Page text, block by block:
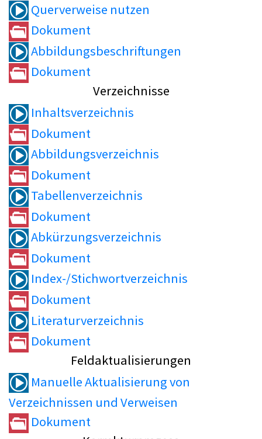
Querverweise nutzen
Dokument
Abbildungsbeschriftungen
Dokument
Verzeichnisse
Inhaltsverzeichnis
Dokument
Abbildungsverzeichnis
Dokument
Tabellenverzeichnis
Dokument
Abkürzungsverzeichnis
Dokument
Index-/Stichwortverzeichnis
Dokument
Literaturverzeichnis
Dokument
Feldaktualisierungen
Manuelle Aktualisierung von
Verzeichnissen und Verweisen
Dokument